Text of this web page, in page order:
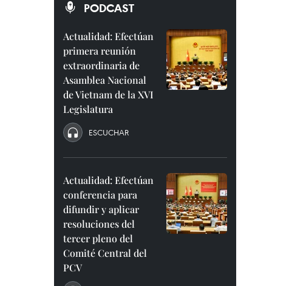
PODCAST
Actualidad: Efectúan
primera reunión
extraordinaria de
Asamblea Nacional
de Vietnam de la XVI
Legislatura
ESCUCHAR
Actualidad: Efectúan
conferencia para
difundir y aplicar
resoluciones del
tercer pleno del
Comité Central del
PCV